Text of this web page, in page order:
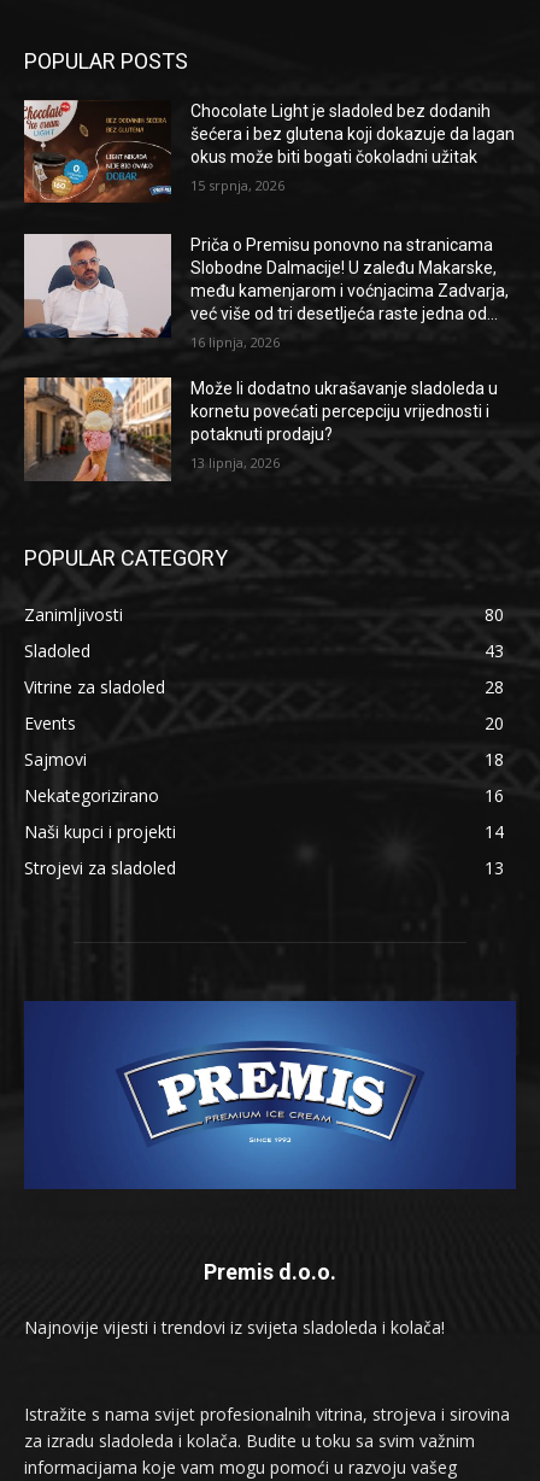
POPULAR POSTS
Chocolate Light je sladoled bez dodanih
šećera i bez glutena koji dokazuje da lagan
okus može biti bogati čokoladni užitak
15 srpnja, 2026
Priča o Premisu ponovno na stranicama
Slobodne Dalmacije! U zaleđu Makarske,
među kamenjarom i voćnjacima Zadvarja,
već više od tri desetljeća raste jedna od...
16 lipnja, 2026
Može li dodatno ukrašavanje sladoleda u
kornetu povećati percepciju vrijednosti i
potaknuti prodaju?
13 lipnja, 2026
POPULAR CATEGORY
Zanimljivosti
80
Sladoled
43
Vitrine za sladoled
28
Events
20
Sajmovi
18
Nekategorizirano
16
Naši kupci i projekti
14
Strojevi za sladoled
13
Premis d.o.o.
Najnovije vijesti i trendovi iz svijeta sladoleda i kolača!
Istražite s nama svijet profesionalnih vitrina, strojeva i sirovina
za izradu sladoleda i kolača. Budite u toku sa svim važnim
informacijama koje vam mogu pomoći u razvoju vašeg